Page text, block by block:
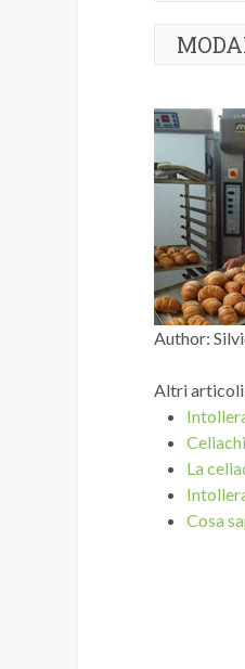
Sale
Author:
Altri articoli
La
Cosa